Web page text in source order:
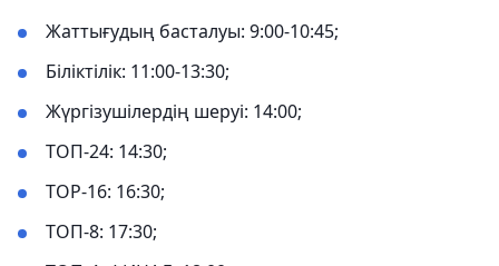
Жаттығудың басталуы: 9:00-10:45;
Біліктілік: 11:00-13:30;
Жүргізушілердің шеруі: 14:00;
ТОП-24: 14:30;
ТОР-16: 16:30;
ТОП-8: 17:30;